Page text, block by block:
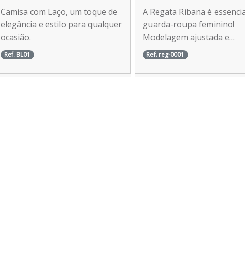
Camisa com Laço, um toque de
elegância e estilo para qualquer
ocasião.
Ref. BL01
A Regata Ribana é
guarda-roupa feminino!
Modelagem ajustada e
confortável. Ideal para
sozinha ou em
Ref. reg-0001